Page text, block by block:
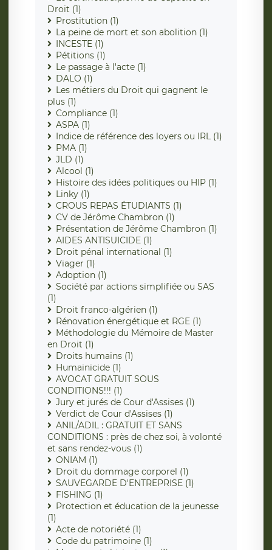
Droit (1)
Prostitution (1)
La peine de mort et son abolition (1)
INCESTE (1)
Pétitions (1)
Le passage à l'acte (1)
DALO (1)
Les métiers du Droit qui gagnent le
plus (1)
Compliance (1)
ASPA (1)
Indice de référence des loyers ou IRL (1)
PMA (1)
JLD (1)
Alcool (1)
Histoire des idées politiques ou HIP (1)
Linky (1)
CROUS REPAS ÉTUDIANTS (1)
CV de Jérôme Chambron (1)
Présentation de Jérôme Chambron (1)
AIDES ANTISUICIDE (1)
Droit pénal international (1)
Viager (1)
Adoption (1)
Société par actions simplifiée ou SAS
(1)
Droit franco-algérien (1)
Rénovation énergétique et RGE (1)
Méthodologie du Mémoire de Master
en Droit (1)
Droits humains (1)
Humainicide (1)
AVOCAT GRATUIT SOUS
CONDITIONS!!! (1)
Jury et jurés de Cour d'Assises (1)
Verdict de Cour d'Assises (1)
ANIL/ADIL : GRATUIT ET SANS
CONDITIONS : près de chez soi, à volonté
et sans rendez-vous (1)
ONIAM (1)
Droit du dommage corporel (1)
SAUVEGARDE D'ENTREPRISE (1)
FISHING (1)
Protection et éducation de la jeunesse
(1)
Acte de notoriété (1)
Code du patrimoine (1)